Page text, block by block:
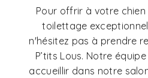
Pour offrir à votre
toilettage
n'hésitez pas à prendre
P’tits Lous. Notre
accueillir dans notre